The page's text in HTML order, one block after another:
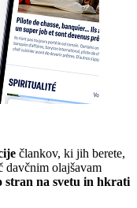
člankov, ki jih berete,
davčnim olajšavam
stran na svetu in hkrati